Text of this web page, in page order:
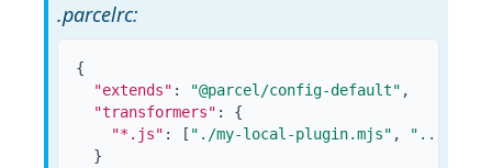
.parcelrc:
{
"extends" : "@parcel/config-default" ,
"transformers" :
{
"*.js" : [ "./my-local-plugin.mjs" , "..."
}